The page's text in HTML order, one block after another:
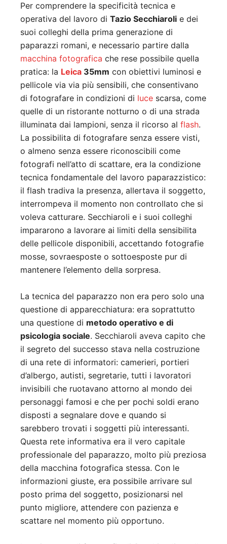
Per comprendere la specificità tecnica e
operativa del lavoro di Tazio Secchiaroli e dei
suoi colleghi della prima generazione di
paparazzi romani, e necessario partire dalla
macchina fotografica che rese possibile quella
pratica: la Leica 35mm con obiettivi luminosi e
pellicole via via più sensibili, che consentivano
di fotografare in condizioni di luce scarsa, come
quelle di un ristorante notturno o di una strada
illuminata dai lampioni, senza il ricorso al flash.
La possibilita di fotografare senza essere visti,
o almeno senza essere riconoscibili come
fotografi nell’atto di scattare, era la condizione
tecnica fondamentale del lavoro paparazzistico:
il flash tradiva la presenza, allertava il soggetto,
interrompeva il momento non controllato che si
voleva catturare. Secchiaroli e i suoi colleghi
impararono a lavorare ai limiti della sensibilita
delle pellicole disponibili, accettando fotografie
mosse, sovraesposte o sottoesposte pur di
mantenere l’elemento della sorpresa.
La tecnica del paparazzo non era pero solo una
questione di apparecchiatura: era soprattutto
una questione di metodo operativo e di
psicologia sociale. Secchiaroli aveva capito che
il segreto del successo stava nella costruzione
di una rete di informatori: camerieri, portieri
d’albergo, autisti, segretarie, tutti i lavoratori
invisibili che ruotavano attorno al mondo dei
personaggi famosi e che per pochi soldi erano
disposti a segnalare dove e quando si
sarebbero trovati i soggetti più interessanti.
Questa rete informativa era il vero capitale
professionale del paparazzo, molto più preziosa
della macchina fotografica stessa. Con le
informazioni giuste, era possibile arrivare sul
posto prima del soggetto, posizionarsi nel
punto migliore, attendere con pazienza e
scattare nel momento più opportuno.